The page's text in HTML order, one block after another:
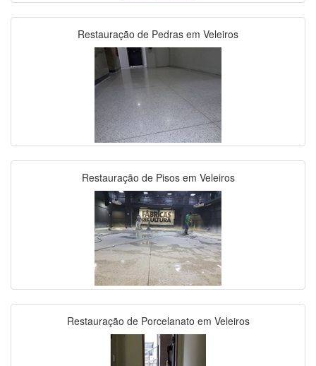
Restauração de Pedras em Veleiros
Restauração de Pisos em Veleiros
Restauração de Porcelanato em Veleiros